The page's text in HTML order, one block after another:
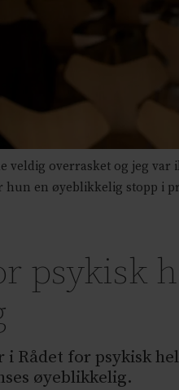
veldig overrasket og jeg
hun en øyeblikkelig stopp i
psykisk
Rådet for psykisk
øyeblikkelig.